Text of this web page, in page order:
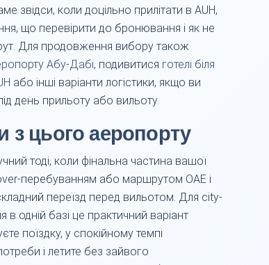
звідси, коли доцільно прилітати в AUH,
що перевірити до бронювання і як не
Для продовження вибору також
Абу-Дабі, подивитися готелі біля
або інші варіанти логістики, якщо ви
день прильоту або вильоту.
з цього аеропорту
тоді, коли фінальна частина вашої
перебуванням або маршрутом ОАЕ і
переїзд перед вильотом. Для city-
одній базі це практичний варіант
поїздку, у спокійному темпі
і летите без зайвого